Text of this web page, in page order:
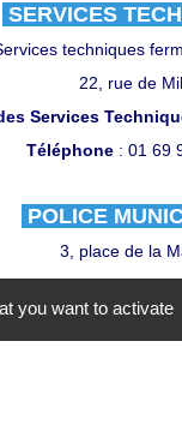
SERVICES
techniques
22, rue de
Services
Téléphone : 01 69
POLICE
3, place de la
la police
60 78 49 16 - 01 88
you want to activate